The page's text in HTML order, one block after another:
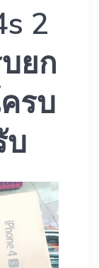
2
ยก
รบ
บ